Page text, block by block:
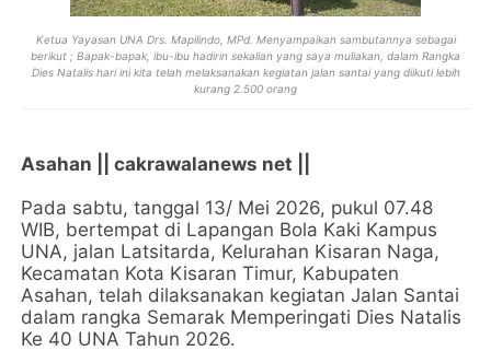
Ketua Yayasan UNA Drs. Mapilindo, MPd. Menyampaikan sambutannya sebagai
berikut ; Bapak-bapak, ibu-ibu hadirin sekalian yang saya muliakan, dalam Rangka
Dies Natalis hari ini kita telah melaksanakan kegiatan jalan santai yang diikuti lebih
kurang 2.500 orang
Asahan || cakrawalanews net ||
Pada sabtu, tanggal 13/ Mei 2026, pukul 07.48
WIB, bertempat di Lapangan Bola Kaki Kampus
UNA, jalan Latsitarda, Kelurahan Kisaran Naga,
Kecamatan Kota Kisaran Timur, Kabupaten
Asahan, telah dilaksanakan kegiatan Jalan Santai
dalam rangka Semarak Memperingati Dies Natalis
Ke 40 UNA Tahun 2026.